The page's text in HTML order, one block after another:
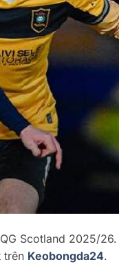
Scotland 2025/
trên Keobongda24.